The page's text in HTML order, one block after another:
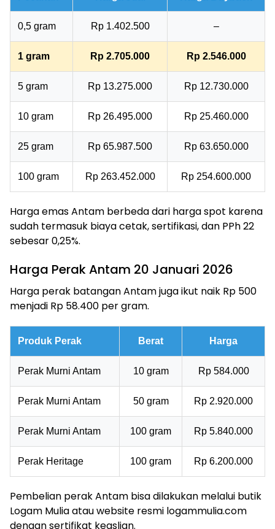
0,5 gram Rp 1.402.500 –
1 gram Rp 2.705.000 Rp 2.546.000
5 gram Rp 13.275.000 Rp 12.730.000
10 gram Rp 26.495.000 Rp 25.460.000
25 gram Rp 65.987.500 Rp 63.650.000
100 gram Rp 263.452.000 Rp 254.600.000
Harga emas Antam berbeda dari harga spot karena
sudah termasuk biaya cetak, sertifikasi, dan PPh 22
sebesar 0,25%.
Harga Perak Antam 20 Januari 2026
Harga perak batangan Antam juga ikut naik Rp 500
menjadi Rp 58.400 per gram.
Produk Perak Berat Harga
Perak Murni Antam 10 gram Rp 584.000
Perak Murni Antam 50 gram Rp 2.920.000
Perak Murni Antam 100 gram Rp 5.840.000
Perak Heritage 100 gram Rp 6.200.000
Pembelian perak Antam bisa dilakukan melalui butik
Logam Mulia atau website resmi logammulia.com
dengan sertifikat keaslian.